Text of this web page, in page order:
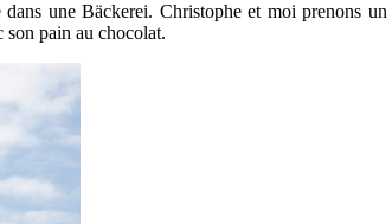
une Bäckerei. Christophe et moi prenons
pain au chocolat.